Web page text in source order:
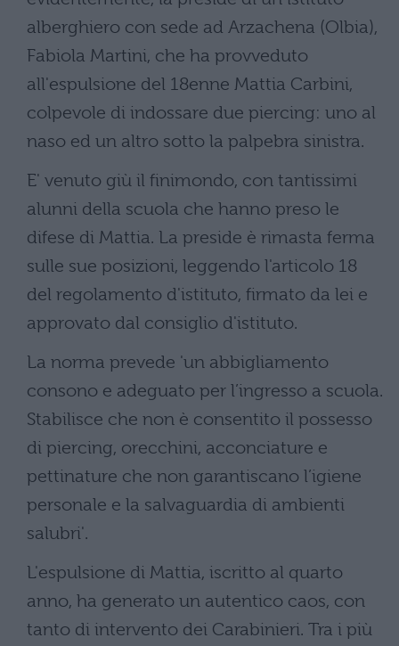
alberghiero con sede ad Arzachena (Olbia),
Fabiola Martini, che ha provveduto
all'espulsione del 18enne Mattia Carbini,
colpevole di indossare due piercing: uno al
naso ed un altro sotto la palpebra sinistra.
E' venuto giù il finimondo, con tantissimi
alunni della scuola che hanno preso le
difese di Mattia. La preside è rimasta ferma
sulle sue posizioni, leggendo l'articolo 18
del regolamento d'istituto, firmato da lei e
approvato dal consiglio d'istituto.
La norma prevede 'un abbigliamento
consono e adeguato per l’ingresso a scuola.
Stabilisce che non è consentito il possesso
di piercing, orecchini, acconciature e
pettinature che non garantiscano l’igiene
personale e la salvaguardia di ambienti
salubri'.
L'espulsione di Mattia, iscritto al quarto
anno, ha generato un autentico caos, con
tanto di intervento dei Carabinieri. Tra i più